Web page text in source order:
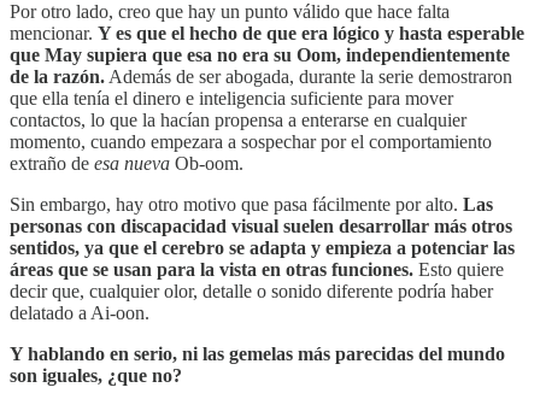
Por otro lado, creo que hay un punto válido que hace falta
mencionar. Y es que el hecho de que era lógico y hasta esperable
que May supiera que esa no era su Oom, independientemente
de la razón. Además de ser abogada, durante la serie demostraron
que ella tenía el dinero e inteligencia suficiente para mover
contactos, lo que la hacían propensa a enterarse en cualquier
momento, cuando empezara a sospechar por el comportamiento
extraño de esa nueva Ob-oom.
Sin embargo, hay otro motivo que pasa fácilmente por alto. Las
personas con discapacidad visual suelen desarrollar más otros
sentidos, ya que el cerebro se adapta y empieza a potenciar las
áreas que se usan para la vista en otras funciones. Esto quiere
decir que, cualquier olor, detalle o sonido diferente podría haber
delatado a Ai-oon.
Y hablando en serio, ni las gemelas más parecidas del mundo
son iguales, ¿que no?